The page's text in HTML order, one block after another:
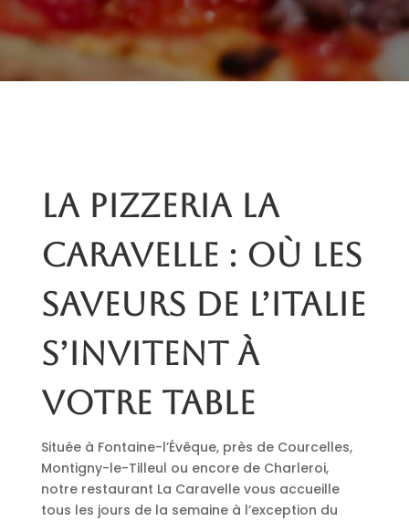
La pizzeria La
Caravelle : où les
saveurs de l’Italie
s’invitent à
votre table
Située à Fontaine-l’Évêque, près de Courcelles,
Montigny-le-Tilleul ou encore de Charleroi,
notre restaurant La Caravelle vous accueille
tous les jours de la semaine à l’exception du